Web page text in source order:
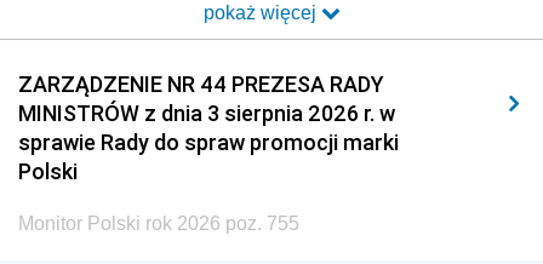
2014 2013 2012
2011 2010 2009
2008 2007 2006
2005
pokaż więcej
ZARZĄDZENIE NR 44 PREZESA RADY
MINISTRÓW z dnia 3 sierpnia 2026 r. w
sprawie Rady do spraw promocji marki
Polski
Monitor Polski rok 2026 poz. 755